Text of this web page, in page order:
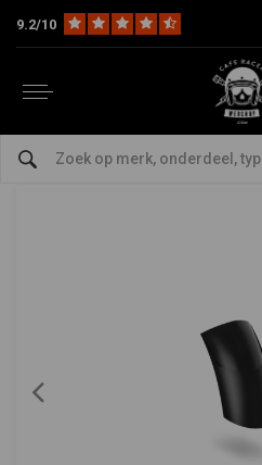
9.2/10
The Bike Spatborden /
bekijk alles van C.Racer
Voorspatbord Verlenger
0/5 (0 reviews)